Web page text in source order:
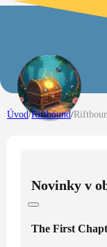
Úvod/Riftbound/
Novinky v
The First